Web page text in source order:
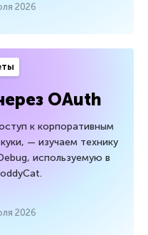
2026
OAuth
к корпоративным
— изучаем технику
используемую в
2026